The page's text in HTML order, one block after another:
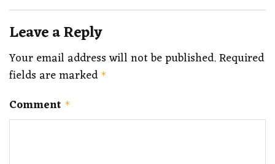
Leave a Reply
Your email address will not be published.Required
fields are marked *
Comment *